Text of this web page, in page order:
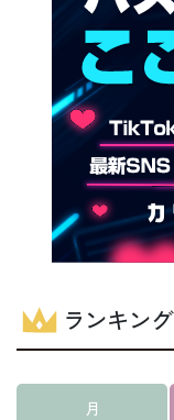
ランキング
月